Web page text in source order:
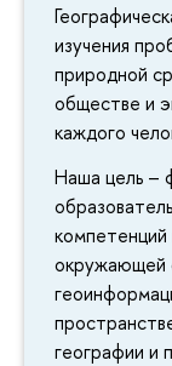
изучения
природной
обществе и
каждого
Наша цель –
компетенций
окружающей
еографии и